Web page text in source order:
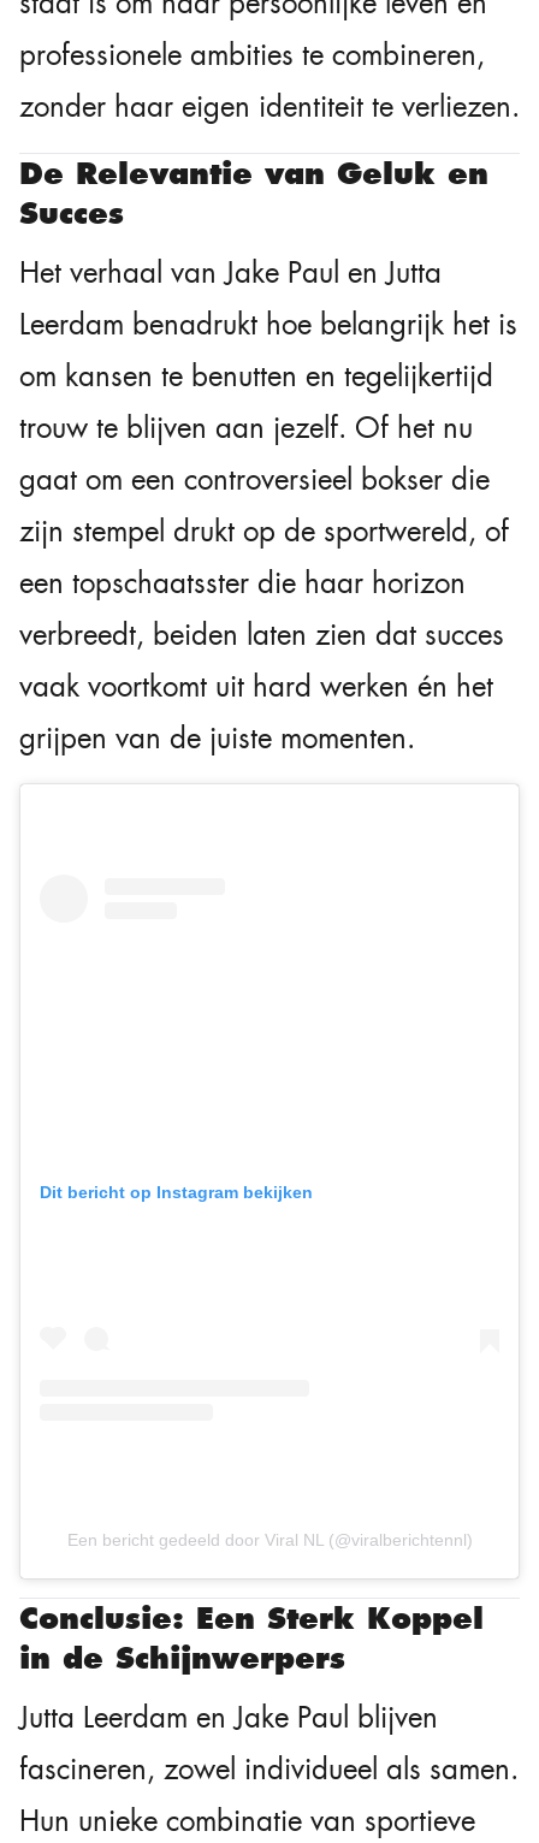
professionele ambities te combineren,
zonder haar eigen identiteit te verliezen.
De Relevantie van Geluk en
Succes
Het verhaal van Jake Paul en Jutta
Leerdam benadrukt hoe belangrijk het is
om kansen te benutten en tegelijkertijd
trouw te blijven aan jezelf. Of het nu
gaat om een controversieel bokser die
zijn stempel drukt op de sportwereld, of
een topschaatsster die haar horizon
verbreedt, beiden laten zien dat succes
vaak voortkomt uit hard werken én het
grijpen van de juiste momenten.
Dit bericht op Instagram bekijken
Een bericht gedeeld door Viral NL (@viralberichtennl)
Conclusie: Een Sterk Koppel
in de Schijnwerpers
Jutta Leerdam en Jake Paul blijven
fascineren, zowel individueel als samen.
Hun unieke combinatie van sportieve